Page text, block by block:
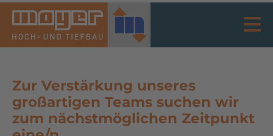
Zur Verstärkung unseres
großartigen Teams suchen wir
zum nächstmöglichen Zeitpunkt